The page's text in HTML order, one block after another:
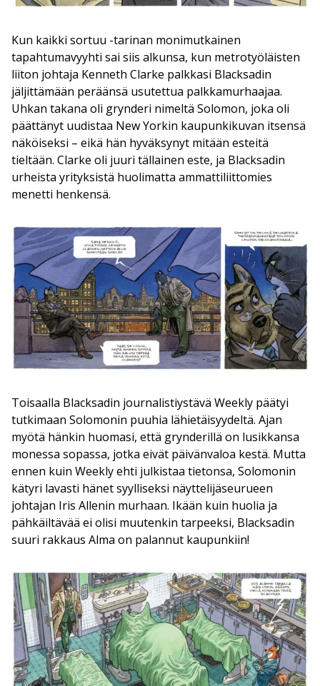
Kun kaikki sortuu -tarinan monimutkainen
tapahtumavyyhti sai siis alkunsa, kun metrotyöläisten
liiton johtaja Kenneth Clarke palkkasi Blacksadin
jäljittämään peräänsä usutettua palkkamurhaajaa.
Uhkan takana oli grynderi nimeltä Solomon, joka oli
päättänyt uudistaa New Yorkin kaupunkikuvan itsensä
näköiseksi – eikä hän hyväksynyt mitään esteitä
tieltään. Clarke oli juuri tällainen este, ja Blacksadin
urheista yrityksistä huolimatta ammattiliittomies
menetti henkensä.
Toisaalla Blacksadin journalistiystävä Weekly päätyi
tutkimaan Solomonin puuhia lähietäisyydeltä. Ajan
myötä hänkin huomasi, että grynderillä on lusikkansa
monessa sopassa, jotka eivät päivänvaloa kestä. Mutta
ennen kuin Weekly ehti julkistaa tietonsa, Solomonin
kätyri lavasti hänet syylliseksi näyttelijäseurueen
johtajan Iris Allenin murhaan. Ikään kuin huolia ja
pähkäiltävää ei olisi muutenkin tarpeeksi, Blacksadin
suuri rakkaus Alma on palannut kaupunkiin!